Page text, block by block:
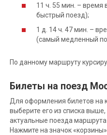
11 ч. 55 мин. – время
быстрый поезд);
1 д. 14 ч. 47 мин. –
(самый медленный
По данному маршруту
Билеты на поезд
Для оформления билетов на
выберите его из списка
актуальные поезда
Нажмите на значок